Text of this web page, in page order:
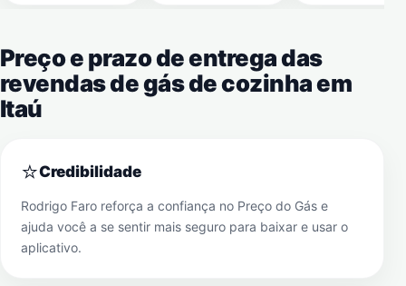
Preço e prazo de entrega das
revendas de gás de cozinha em
Itaú
⭐Credibilidade
Rodrigo Faro reforça a confiança no Preço do Gás e
ajuda você a se sentir mais seguro para baixar e usar o
aplicativo.